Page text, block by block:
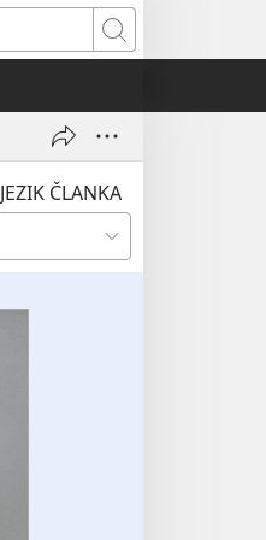
Pretraga
JEZIK ČLANKA